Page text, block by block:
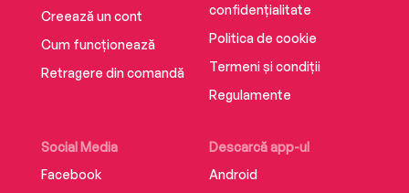
Creează un cont
Cum funcționează
Retragere din comandă
Social Media
Facebook
Descarcă app-ul
Android
confidențialitate
Politica de cookie
Termeni și condiții
Regulamente